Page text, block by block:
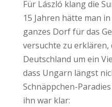
Für László klang die
15 Jahren hätte man
ganzes Dorf für das
versuchte zu erklären,
Deutschland um ein
dass Ungarn längst
Schnäppchen-
ihn war klar: